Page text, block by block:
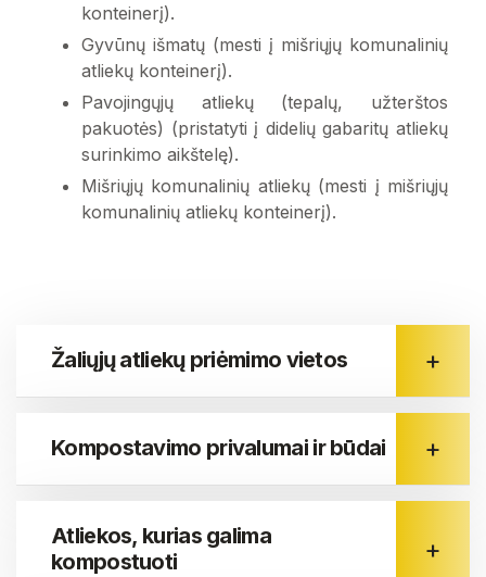
konteinerį).
Gyvūnų išmatų (mesti į mišriųjų komunalinių
atliekų konteinerį).
Pavojingųjų atliekų (tepalų, užterštos
pakuotės) (pristatyti į didelių gabaritų atliekų
surinkimo aikštelę).
Mišriųjų komunalinių atliekų (mesti į mišriųjų
komunalinių atliekų konteinerį).
Žaliųjų atliekų priėmimo vietos
Kompostavimo privalumai ir būdai
Atliekos, kurias galima
kompostuoti